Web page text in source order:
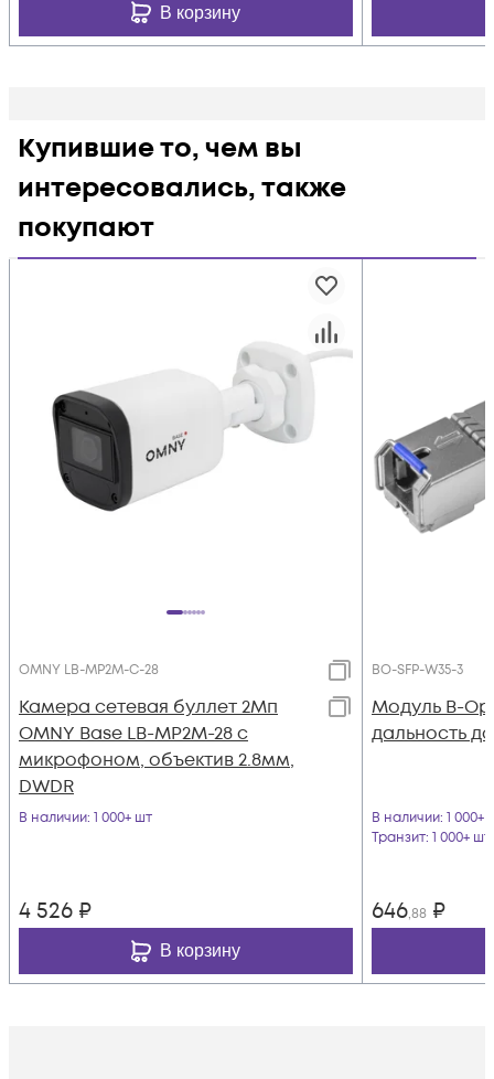
В корзину
Купившие то, чем вы
интересовались, также
покупают
OMNY LB-MP2M-C-28
Камера сетевая буллет 2Мп
OMNY Base LB-MP2M-28 с
микрофоном, объектив 2.8мм,
DWDR
В наличии: 1 000+ шт
4 526 ₽
В корзину
BO-SFP-W35-3
Модуль B-
дальность
В наличии: 1 000+
Транзит: 1 000+ шт
646,88 ₽